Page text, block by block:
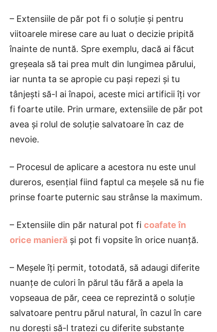
– Extensiile de păr pot fi o soluție și pentru
viitoarele mirese care au luat o decizie pripită
înainte de nuntă. Spre exemplu, dacă ai făcut
greșeala să tai prea mult din lungimea părului,
iar nunta ta se apropie cu pași repezi și tu
tânjești să-l ai înapoi, aceste mici artificii îți vor
fi foarte utile. Prin urmare, extensiile de păr pot
avea și rolul de soluție salvatoare în caz de
nevoie.
– Procesul de aplicare a acestora nu este unul
dureros, esențial fiind faptul ca meșele să nu fie
prinse foarte puternic sau strânse la maximum.
– Extensiile din păr natural pot fi coafate în
orice manieră și pot fi vopsite în orice nuanță.
– Meșele îți permit, totodată, să adaugi diferite
nuanțe de culori în părul tău fără a apela la
vopseaua de păr, ceea ce reprezintă o soluție
salvatoare pentru părul natural, în cazul în care
nu dorești să-l tratezi cu diferite substanțe